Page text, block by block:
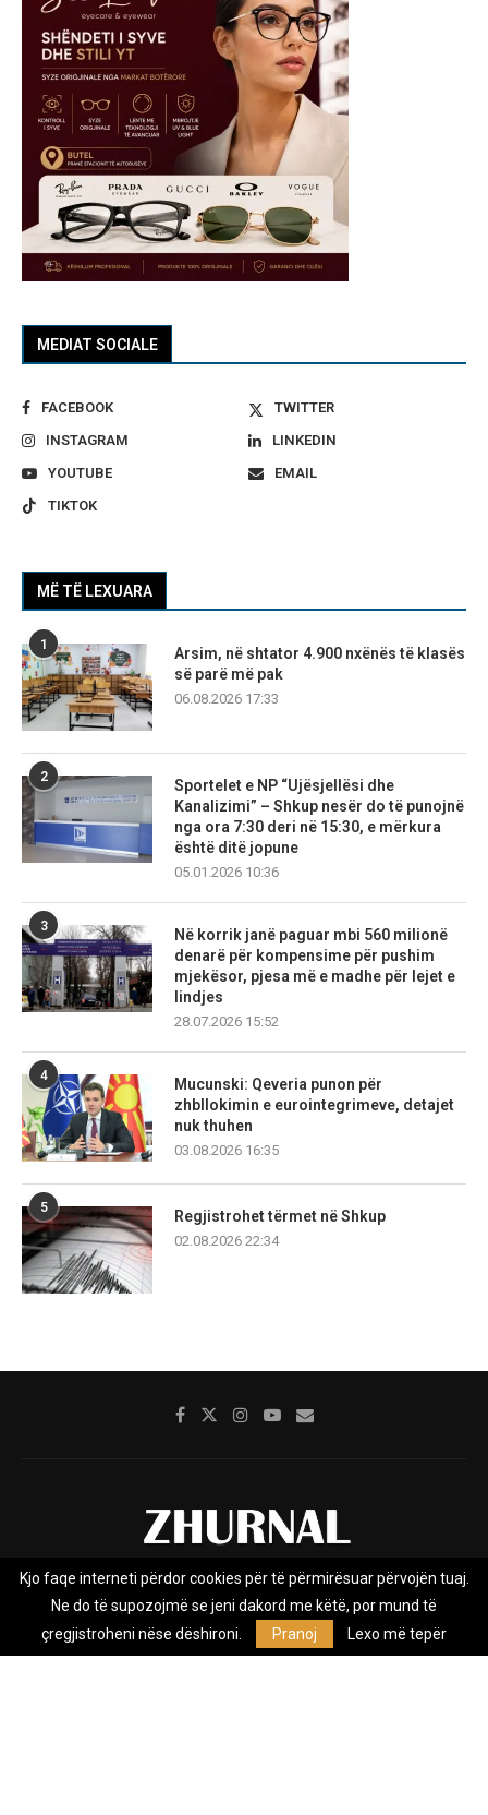
MEDIAT SOCIALE
FACEBOOK
TWITTER
INSTAGRAM
LINKEDIN
YOUTUBE
EMAIL
TIKTOK
MË TË LEXUARA
1
Arsim, në shtator 4.900 nxënës të klasës
së parë më pak
06.08.2026 17:33
2
Sportelet e NP “Ujësjellësi dhe
Kanalizimi” – Shkup nesër do të punojnë
nga ora 7:30 deri në 15:30, e mërkura
është ditë jopune
05.01.2026 10:36
3
Në korrik janë paguar mbi 560 milionë
denarë për kompensime për pushim
mjekësor, pjesa më e madhe për lejet e
lindjes
28.07.2026 15:52
4
Mucunski: Qeveria punon për
zhbllokimin e eurointegrimeve, detajet
nuk thuhen
03.08.2026 16:35
5
Regjistrohet tërmet në Shkup
02.08.2026 22:34
Rreth nesh Impresumi Marketing
Privacy Policy
Zhurnal.mk është Agjenci e Lajmeve e pavarur, e themeluar në vitin
Kjo faqe interneti përdor cookies për të përmirësuar përvojën tuaj.
Ne do të supozojmë se jeni dakord me këtë, por mund të
çregjistroheni nëse dëshironi.
Pranoj Lexo më tepër